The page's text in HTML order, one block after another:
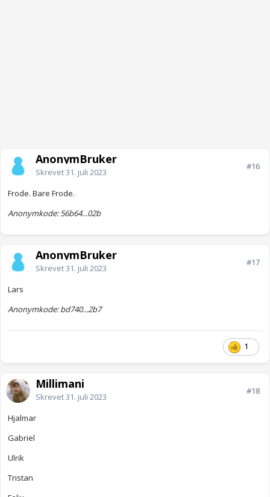
AnonymBruker
Skrevet31. juli 2023
#16
Frode. Bare Frode.
Anonymkode: 56b64...02b
AnonymBruker
Skrevet31. juli 2023
#17
Lars
Anonymkode: bd740...2b7
1
Millimani
Skrevet31. juli 2023
#18
Hjalmar
Gabriel
Ulrik
Tristan